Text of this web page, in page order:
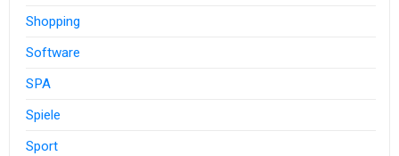
Shopping
Software
SPA
Spiele
Sport